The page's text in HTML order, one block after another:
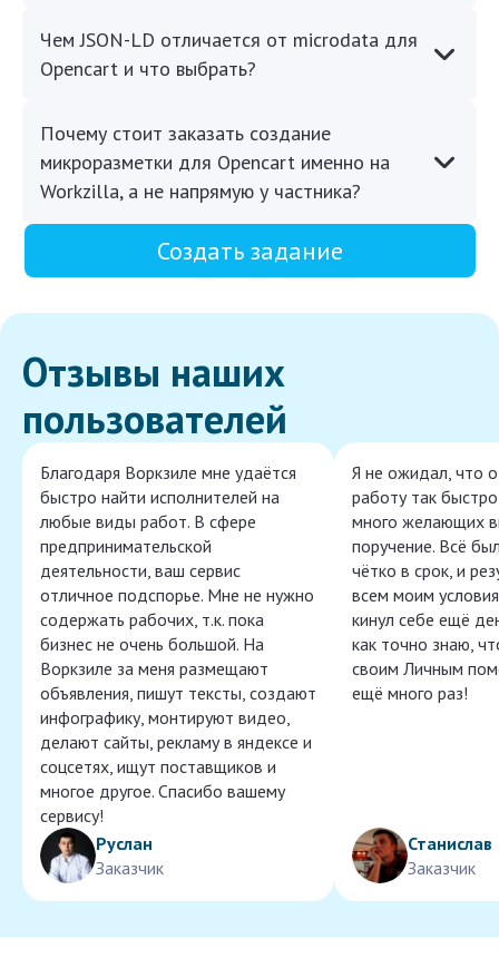
Чем JSON-LD отличается от microdata для
Opencart и что выбрать?
Почему стоит заказать создание
микроразметки для Opencart именно на
Workzilla, а не напрямую у частника?
Создать задание
Отзывы наших
пользователей
Благодаря Воркзиле мне удаётся
быстро найти исполнителей на
любые виды работ. В сфере
предпринимательской
деятельности, ваш сервис
отличное подспорье. Мне не нужно
содержать рабочих, т.к. пока
бизнес не очень большой. На
Воркзиле за меня размещают
объявления, пишут тексты, создают
инфографику, монтируют видео,
делают сайты, рекламу в яндексе и
соцсетях, ищут поставщиков и
многое другое. Спасибо вашему
сервису!
Руслан
Заказчик
Я не ожидал, что
работу так
много желающих
поручение. Всё
чётко в срок, и
всем моим
кинул себе ещё
как точно знаю,
своим Личным
ещё много раз!
Станислав
Заказчик